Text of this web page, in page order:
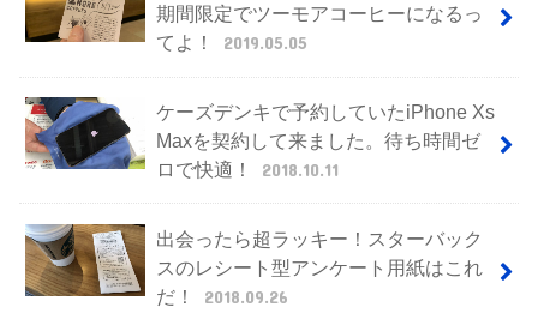
期間限定でツーモアコーヒーになるっ
てよ！
2019.05.05
ケーズデンキで予約していたiPhone Xs
Maxを契約して来ました。待ち時間ゼ
ロで快適！
2018.10.11
出会ったら超ラッキー！スターバック
スのレシート型アンケート用紙はこれ
だ！
2018.09.26